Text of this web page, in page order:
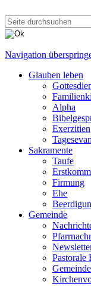
Navigation
Glauben leben
Alpha
Exerzitien
Sakramente
Taufe
Firmung
Ehe
Gemeinde
Pastorale